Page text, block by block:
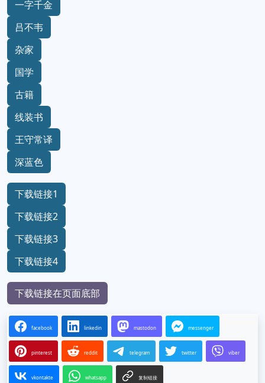
一字千金
吕不韦
杂家
国学
古籍
线装书
王守常译
深蓝色
下载链接1
下载链接2
下载链接3
下载链接4
下载链接在页面底部
facebook linkedin mastodon messenger
pinterest reddit telegram twitter viber
vkontakte whatsapp 复制链接